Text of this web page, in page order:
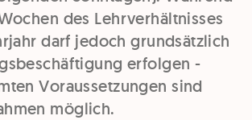
des Lehrverhältnisses
darf jedoch grundsätzlich
erfolgen -
Voraussetzungen sind
möglich.